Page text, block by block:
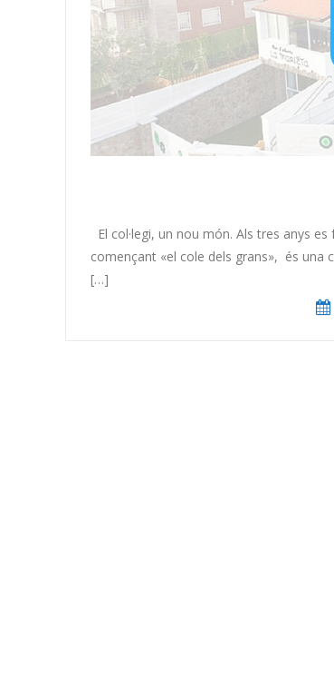
El col·legi, un nou món. Als tres anys
començant «el cole dels grans», és una
[…]